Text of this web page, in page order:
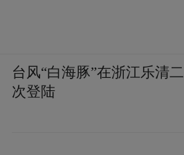
台风“白海豚”在浙江乐清二
次登陆